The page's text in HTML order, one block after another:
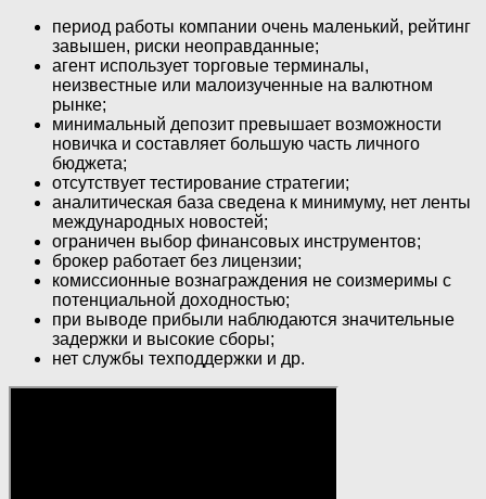
период работы компании очень маленький, рейтинг
завышен, риски неоправданные;
агент использует торговые терминалы,
неизвестные или малоизученные на валютном
рынке;
минимальный депозит превышает возможности
новичка и составляет большую часть личного
бюджета;
отсутствует тестирование стратегии;
аналитическая база сведена к минимуму, нет ленты
международных новостей;
ограничен выбор финансовых инструментов;
брокер работает без лицензии;
комиссионные вознаграждения не соизмеримы с
потенциальной доходностью;
при выводе прибыли наблюдаются значительные
задержки и высокие сборы;
нет службы техподдержки и др.